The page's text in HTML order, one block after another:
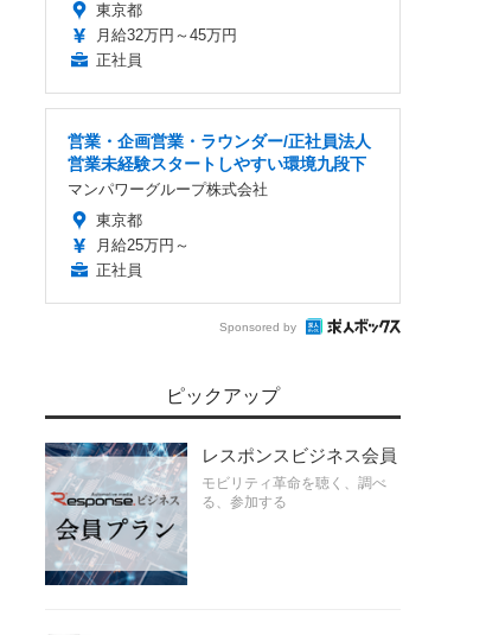
東京都
月給32万円～45万円
正社員
営業・企画営業・ラウンダー/正社員法人
営業未経験スタートしやすい環境九段下
マンパワーグループ株式会社
東京都
月給25万円～
正社員
Sponsored by
ピックアップ
レスポンスビジネス会員
モビリティ革命を聴く、調べ
る、参加する